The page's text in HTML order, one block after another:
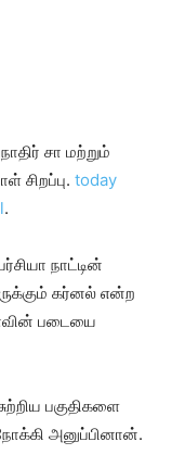
சா மற்றும்
சிறப்பு. today
.
நாட்டின்
கர்னல் என்ற
படையை
பகுதிகளை
அனுப்பினான்.